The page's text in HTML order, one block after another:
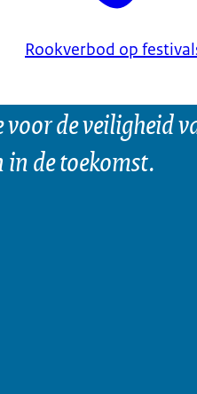
Rookverbod op
de veiligheid
in de toekomst.